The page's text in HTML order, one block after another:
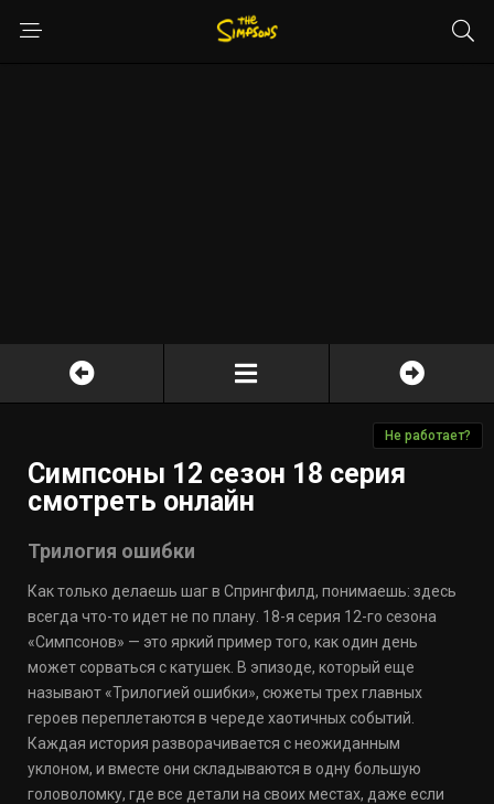
Не работает?
Симпсоны 12 сезон 18 серия
смотреть онлайн
Трилогия ошибки
Как только делаешь шаг в Спрингфилд, понимаешь: здесь
всегда что-то идет не по плану. 18-я серия 12-го сезона
«Симпсонов» — это яркий пример того, как один день
может сорваться с катушек. В эпизоде, который еще
называют «Трилогией ошибки», сюжеты трех главных
героев переплетаются в череде хаотичных событий.
Каждая история разворачивается с неожиданным
уклоном, и вместе они складываются в одну большую
головоломку, где все детали на своих местах, даже если